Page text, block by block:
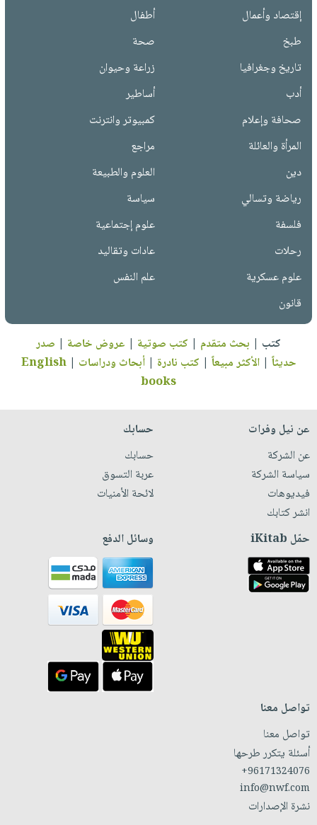
إقتصاد وأعمال
أطفال
طبخ
صحة
تاريخ وجغرافيا
زراعة وحيوان
أدب
أساطير
صحافة وإعلام
كمبيوتر وانترنت
المرأة والعائلة
مراجع
دين
العلوم والطبيعة
رياضة وتسالي
سياسة
فلسفة
علوم إجتماعية
رحلات
عادات وتقاليد
علوم عسكرية
علم النفس
قانون
كتب | بحث متقدم | كتب صوتية | عروض خاصة | صدر
حديثاً |الأكثر مبيعاً | كتب نادرة |أبحاث ودراسات |
English
books
عن نيل وفرات
عن الشركة
سياسة الشركة
فيديوهات
انشر كتابك
حسابك
حسابك
عربة التسوق
لائحة الأمنيات
حمّل iKitab وسائل الدفع
تواصل معنا
تواصل معنا
أسئلة يتكرر طرحها
+96171324076
info@nwf.com
نشرة الإصدارات